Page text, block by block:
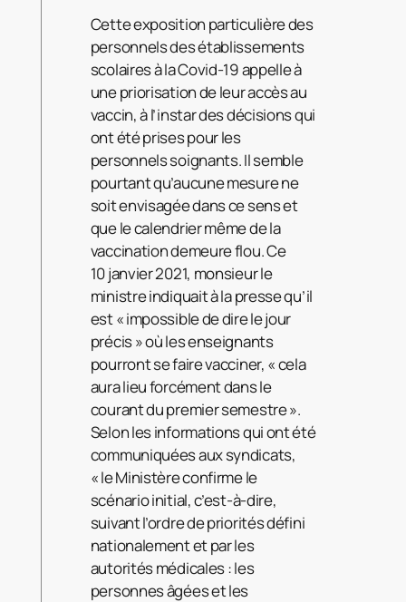
Cette exposition particulière des
personnels des établissements
scolaires à la Covid-19 appelle à
une priorisation de leur accès au
vaccin, à l’instar des décisions qui
ont été prises pour les
personnels soignants. Il semble
pourtant qu’aucune mesure ne
soit envisagée dans ce sens et
que le calendrier même de la
vaccination demeure flou. Ce
10 janvier 2021, monsieur le
ministre indiquait à la presse qu’il
est « impossible de dire le jour
précis » où les enseignants
pourront se faire vacciner, « cela
aura lieu forcément dans le
courant du premier semestre ».
Selon les informations qui ont été
communiquées aux syndicats,
« le Ministère confirme le
scénario initial, c’est-à-dire,
suivant l’ordre de priorités défini
nationalement et par les
autorités médicales : les
personnes âgées et les